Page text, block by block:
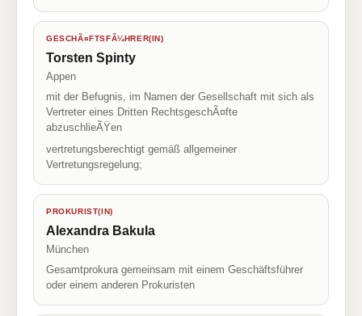
GESCHÃ¤FTSFÃ¼HRER(IN)
Torsten Spinty
Appen
mit der Befugnis, im Namen der Gesellschaft mit sich als
Vertreter eines Dritten RechtsgeschÃ¤fte
abzuschlieÃŸen
vertretungsberechtigt gemäß allgemeiner
Vertretungsregelung;
PROKURIST(IN)
Alexandra Bakula
München
Gesamtprokura gemeinsam mit einem Geschäftsführer
oder einem anderen Prokuristen